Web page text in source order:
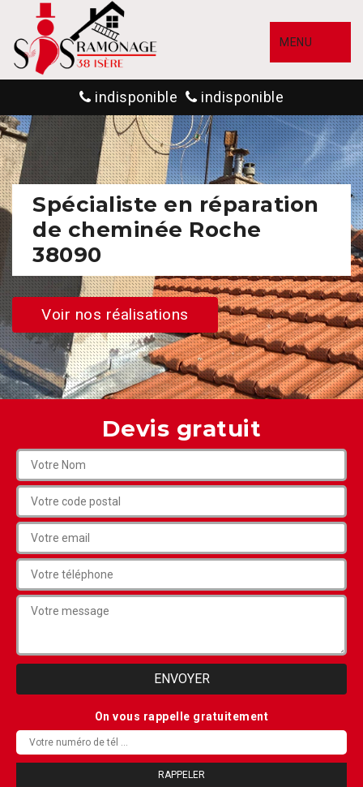
MENU
indisponible indisponible
Spécialiste en réparation
de cheminée Roche
38090
Voir nos réalisations
Devis gratuit
On vous rappelle gratuitement